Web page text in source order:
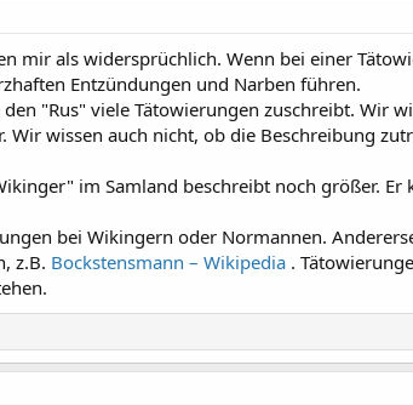
mir als widersprüchlich. Wenn bei einer
Entzündungen und Narben führen.
"Rus" viele Tätowierungen zuschreibt. Wir
wissen auch nicht, ob die Beschreibung
im Samland beschreibt noch größer.
bei Wikingern oder Normannen.
z.B. Bockstensmann – Wikipedia .